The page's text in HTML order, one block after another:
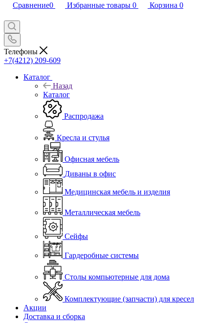
Сравнение0 Избранные товары 0 Корзина 0
Телефоны
+7(4212) 209-609
Каталог
Назад
Каталог
Распродажа
Кресла и стулья
Офисная мебель
Диваны в офис
Медицинская мебель и изделия
Металлическая мебель
Сейфы
Гардеробные системы
Столы компьютерные для дома
Комплектующие (запчасти) для кресел
Акции
Доставка и сборка